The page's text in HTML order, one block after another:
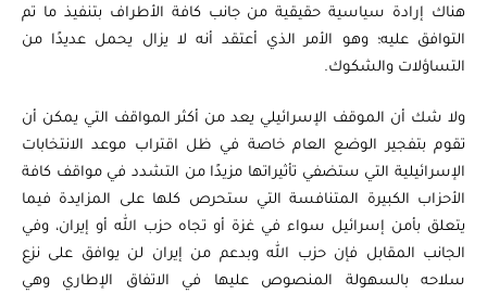
هناك إرادة سياسية حقيقية من جانب كافة الأطراف بتنفيذ ما تم
التوافق عليه؛ وهو الأمر الذي أعتقد أنه لا يزال يحمل عديدًا من
التساؤلات والشكوك.
ولا شك أن الموقف الإسرائيلي يعد من أكثر المواقف التي يمكن أن
تقوم بتفجير الوضع العام خاصة في ظل اقتراب موعد الانتخابات
الإسرائيلية التي ستضفي تأثيراتها مزيدًا من التشدد في مواقف كافة
الأحزاب الكبيرة المتنافسة التي ستحرص كلها على المزايدة فيما
يتعلق بأمن إسرائيل سواء في غزة أو تجاه حزب الله أو إيران، وفي
الجانب المقابل فإن حزب الله وبدعم من إيران لن يوافق على نزع
سلاحه بالسهولة المنصوص عليها في الاتفاق الإطاري وهي